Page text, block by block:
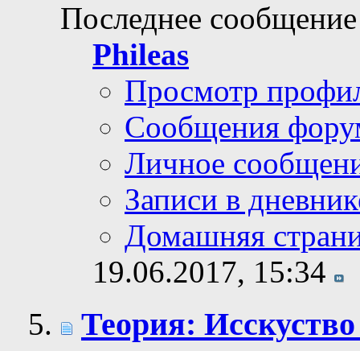
Последнее
Phileas
Просмотр
Сообщения
Личное
Записи в
Домашняя
19.06.2017, 15:34
Теория: